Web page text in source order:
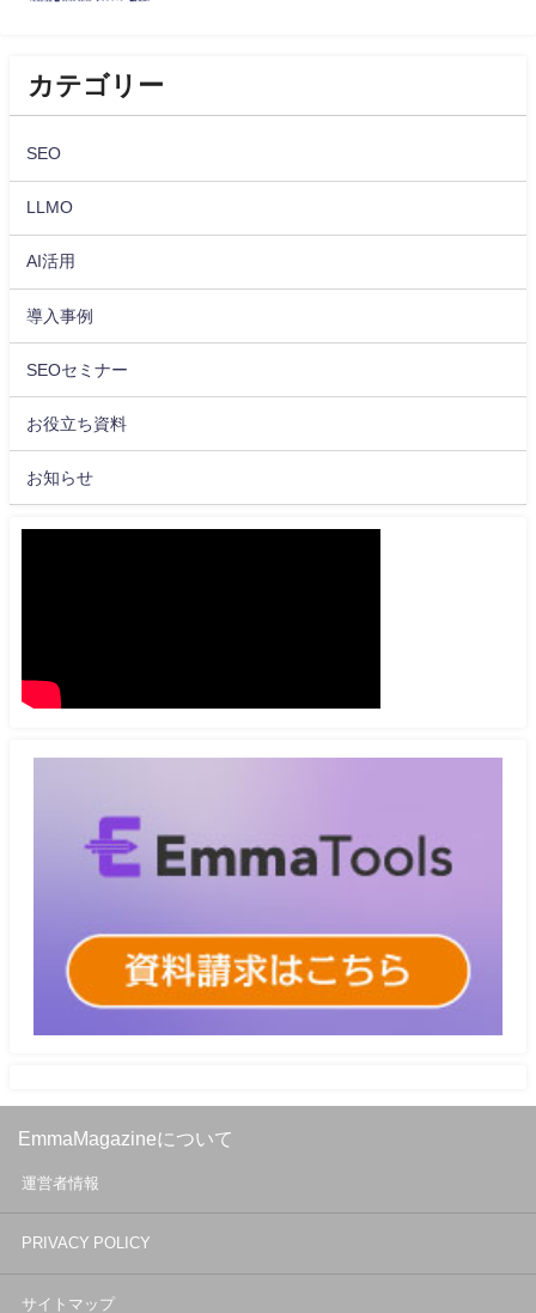
カテゴリー
SEO
LLMO
AI活用
導入事例
SEOセミナー
お役立ち資料
お知らせ
EmmaMagazineについて
運営者情報
PRIVACY POLICY
サイトマップ